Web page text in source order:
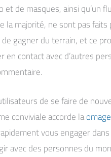
de masques, ainsi qu’un
majorité, ne sont pas
gagner du terrain, et ce
en contact avec d’autres
de se faire de
conviviale accorde la
vous engager
avec des personnes du